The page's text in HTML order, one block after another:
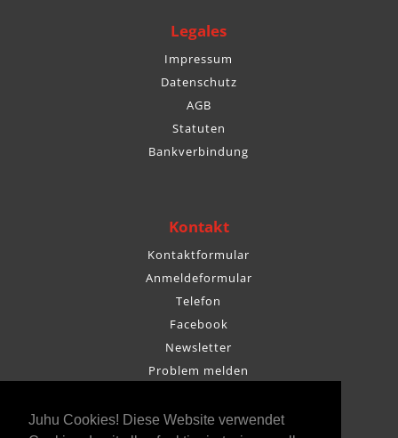
Juhu Cookies! Diese Website verwendet
Legales
Impressum
Datenschutz
AGB
Statuten
Bankverbindung
Kontakt
Kontaktformular
Anmeldeformular
Telefon
Facebook
Newsletter
Problem melden